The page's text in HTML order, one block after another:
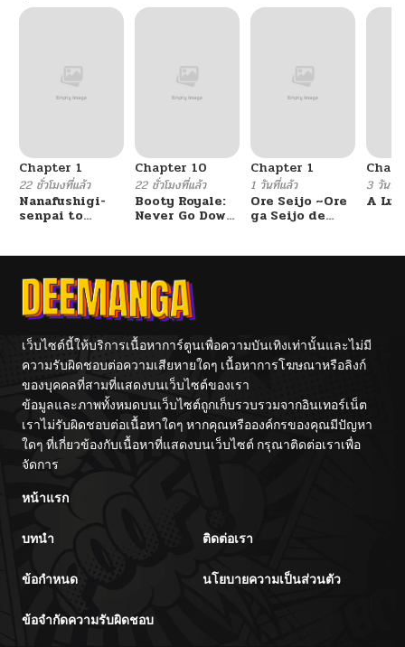
ตอนที่ 10 11/05/2025
ตอนที่ 9
ตอนที่ 8
ตอนที่ 7
ตอนที่ 6 11/05/2025
ตอนที่ 5 11/05/2025
ตอนที่ 4
ตอนที่ 2.1 02/10/2026
ตอนที่ 2
Chapter 1
22 ชั่วโมงที่แล้ว
Nanafushigi-
senpai to
Chapter 10
22 ชั่วโมงที่แล้ว
Booty Royale:
Never Go Down
Chapter 1
1 วันที่แล้ว
Ore Seijo ~Ore
ga Seijo de
Tag Otome
3 วันที่
A
เว็บไซต์นี้ให้บริการเนื้อหาการ์ตูนเพื่อความบันเทิงเท่านั้นและไม่มี
ความรับผิดชอบต่อความเสียหายใดๆ เนื้อหาการโฆษณาหรือลิงก์
ของบุคคลที่สามที่แสดงบนเว็บไซต์ของเรา
ข้อมูลและภาพทั้งหมดบนเว็บไซต์ถูกเก็บรวบรวมจากอินเทอร์เน็ต
เราไม่รับผิดชอบต่อเนื้อหาใดๆ หากคุณหรือองค์กรของคุณมีปัญหา
ใดๆ ที่เกี่ยวข้องกับเนื้อหาที่แสดงบนเว็บไซต์ กรุณาติดต่อเราเพื่อ
จัดการ
หน้าแรก
บทนำ ติดต่อเรา
ข้อกำหนด นโยบายความเป็นส่วนตัว
ข้อจำกัดความรับผิดชอบ